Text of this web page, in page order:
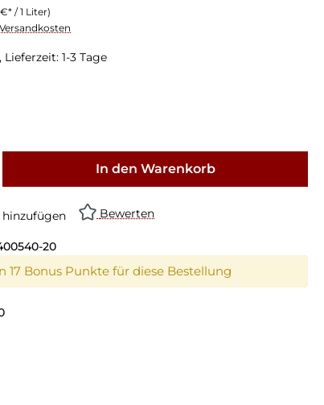
/ 1 Liter)
1-3 Tage
In den Warenkorb
Bewerten
20
17 Bonus Punkte für diese Bestellung